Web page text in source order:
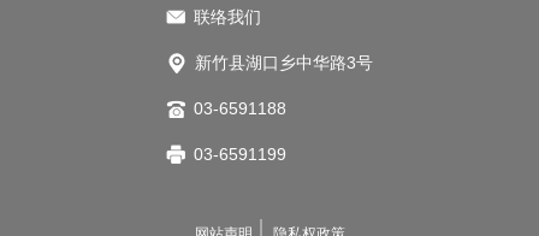
联络我们
新竹县湖口乡中华路3号
03-6591188
03-6591199